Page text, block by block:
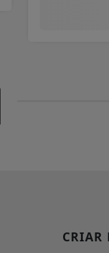
CRIAR